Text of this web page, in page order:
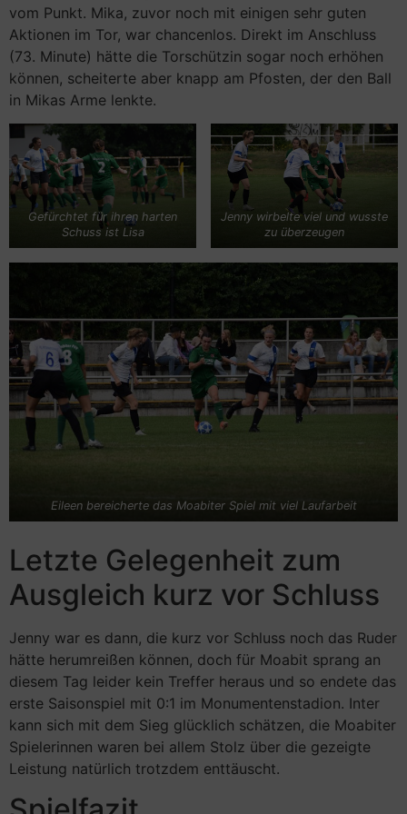
vom Punkt. Mika, zuvor noch mit einigen sehr guten
Aktionen im Tor, war chancenlos. Direkt im Anschluss
(73. Minute) hätte die Torschützin sogar noch erhöhen
können, scheiterte aber knapp am Pfosten, der den Ball
in Mikas Arme lenkte.
Gefürchtet für ihren harten
Schuss ist Lisa
Jenny wirbelte viel und wusste
zu überzeugen
Eileen bereicherte das Moabiter Spiel mit viel Laufarbeit
Letzte Gelegenheit zum
Ausgleich kurz vor Schluss
Jenny war es dann, die kurz vor Schluss noch das Ruder
hätte herumreißen können, doch für Moabit sprang an
diesem Tag leider kein Treffer heraus und so endete das
erste Saisonspiel mit 0:1 im Monumentenstadion. Inter
kann sich mit dem Sieg glücklich schätzen, die Moabiter
Spielerinnen waren bei allem Stolz über die gezeigte
Leistung natürlich trotzdem enttäuscht.